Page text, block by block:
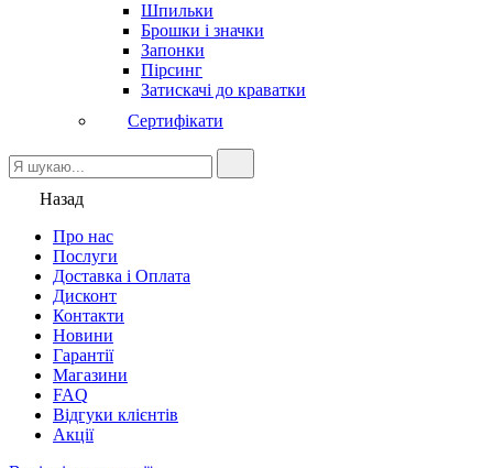
Шпильки
Брошки і значки
Запонки
Пірсинг
Затискачі до краватки
Сертифікати
Назад
Про нас
Послуги
Доставка і Оплата
Дисконт
Контакти
Новини
Гарантії
Магазини
FAQ
Відгуки клієнтів
Акції